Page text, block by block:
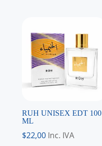
RUH UNISEX EDT 100
ML
$22,00 Inc. IVA